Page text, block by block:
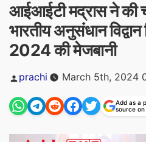
आईआईटी मद्रास ने की
भारतीय अनुसंधान
2024 की मेजबानी
Posted
by
prachi March 5th, 2024
Add as a
source on